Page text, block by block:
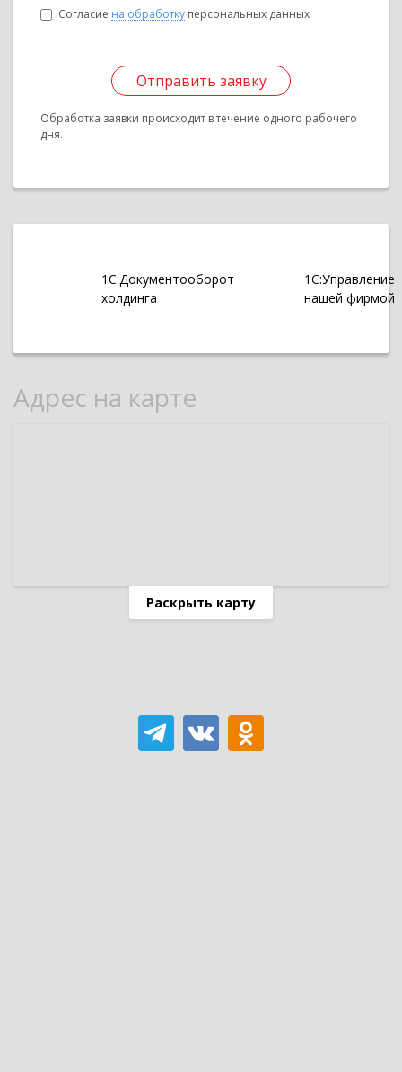
Согласие на обработку персональных данных
Отправить заявку
Обработка заявки происходит в течение одного рабочего
дня.
1С:Документооборот
холдинга
1С:Управление
нашей фирмой
Адрес на карте
Раскрыть карту